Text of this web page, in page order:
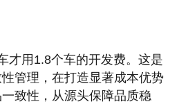
才用1.8个车的开发费。这是
管理，在打造显著成本优势
致性，从源头保障品质稳